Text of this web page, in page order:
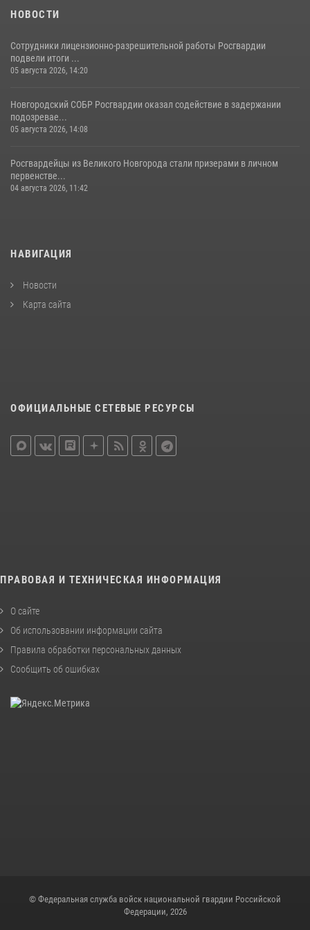
НОВОСТИ
Сотрудники лицензионно-разрешительной работы Росгвардии
подвели итоги ...
05 августа 2026, 14:20
Новгородский СОБР Росгвардии оказал содействие в задержании
подозревае...
05 августа 2026, 14:08
Росгвардейцы из Великого Новгорода стали призерами в личном
первенстве...
04 августа 2026, 11:42
НАВИГАЦИЯ
Новости
Карта сайта
ОФИЦИАЛЬНЫЕ СЕТЕВЫЕ РЕСУРСЫ
ПРАВОВАЯ И ТЕХНИЧЕСКАЯ ИНФОРМАЦИЯ
О сайте
Об использовании информации сайта
Правила обработки персональных данных
Сообщить об ошибках
© Федеральная служба войск национальной гвардии Российской
Федерации, 2026